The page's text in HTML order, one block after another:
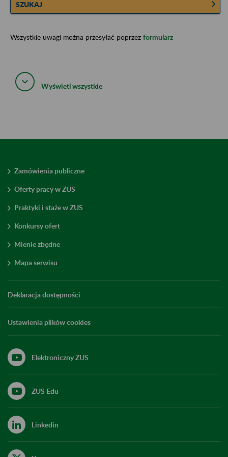
SZUKAJ
Wszystkie uwagi można przesyłać poprzez formularz
Wyświetl wszystkie
Zamówienia publiczne
Oferty pracy w ZUS
Praktyki i staże w ZUS
Konkursy ofert
Mienie zbędne
Mapa serwisu
Deklaracja dostępności
Ustawienia plików cookies
Elektroniczny ZUS
ZUS Edu
Linkedin